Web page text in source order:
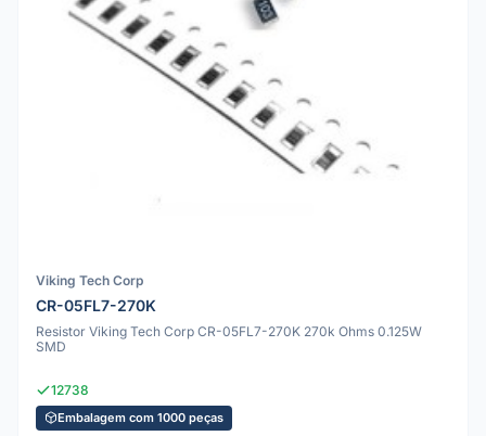
Viking Tech Corp
CR-05FL7-270K
Resistor Viking Tech Corp CR-05FL7-270K 270k Ohms 0.125W
SMD
12738
Embalagem com 1000 peças